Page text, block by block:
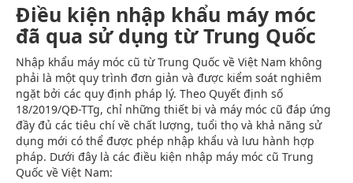
Điều kiện nhập khẩu máy móc
đã qua sử dụng từ Trung Quốc
Nhập khẩu máy móc cũ từ Trung Quốc về Việt Nam không
phải là một quy trình đơn giản và được kiểm soát nghiêm
ngặt bởi các quy định pháp lý. Theo Quyết định số
18/2019/QĐ-TTg, chỉ những thiết bị và máy móc cũ đáp ứng
đầy đủ các tiêu chí về chất lượng, tuổi thọ và khả năng sử
dụng mới có thể được phép nhập khẩu và lưu hành hợp
pháp. Dưới đây là các điều kiện nhập máy móc cũ Trung
Quốc về Việt Nam: